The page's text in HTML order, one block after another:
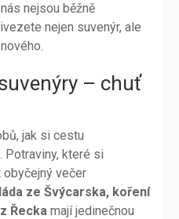
nejsou běžně
nejen suvenýr, ale
– chuť
jak si cestu
Potraviny, které si
večer
ze Švýcarska, koření
Řecka mají jedinečnou